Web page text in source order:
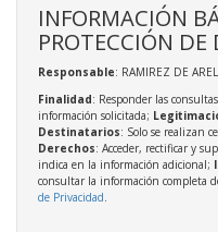
INFORMACIÓN
PROTECCIÓN DE
Responsable: RAMIREZ DE
Finalidad: Responder las
información solicitada;
Destinatarios: Solo se realizan
Derechos: Acceder, rectificar y
indica en la información adicional;
consultar la información completa
de Privacidad